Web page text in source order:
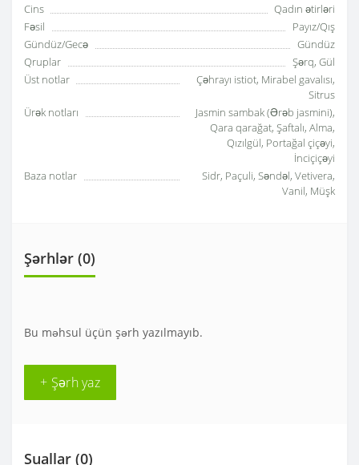
Cins
Qadın ətirləri
Fəsil
Payız/Qış
Gündüz/Gecə
Gündüz
Qruplar
Şərq, Gül
Üst notlar
Çəhrayı istiot, Mirabel gavalısı,
Sitrus
Ürək notları
Jasmin sambak (Ərəb jasmini),
Qara qarağat, Şaftalı, Alma,
Qızılgül, Portağal çiçəyi,
İnciçiçəyi
Baza notlar
Sidr, Paçuli, Səndəl, Vetivera,
Vanil, Müşk
Şərhlər (0)
Bu məhsul üçün şərh yazılmayıb.
+ Şərh yaz
Suallar (0)